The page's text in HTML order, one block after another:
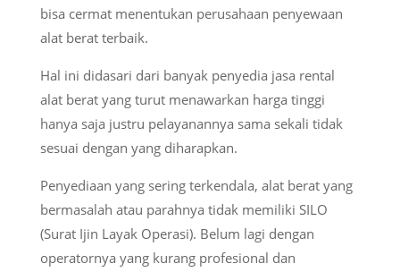
bisa cermat menentukan perusahaan penyewaan
alat berat terbaik.
Hal ini didasari dari banyak penyedia jasa rental
alat berat yang turut menawarkan harga tinggi
hanya saja justru pelayanannya sama sekali tidak
sesuai dengan yang diharapkan.
Penyediaan yang sering terkendala, alat berat yang
bermasalah atau parahnya tidak memiliki SILO
(Surat Ijin Layak Operasi). Belum lagi dengan
operatornya yang kurang profesional dan